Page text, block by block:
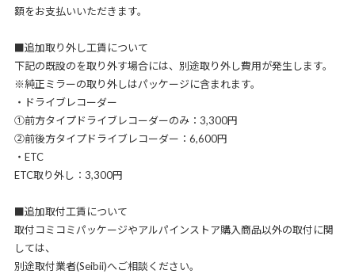
額をお支払いいただきます。
■追加取り外し工賃について
下記の既設のを取り外す場合には、別途取り外し費用が発生します。
※純正ミラーの取り外しはパッケージに含まれます。
・ドライブレコーダー
①前方タイプドライブレコーダーのみ：3,300円
②前後方タイプドライブレコーダー：6,600円
・ETC
ETC取り外し：3,300円
■追加取付工賃について
取付コミコミパッケージやアルパインストア購入商品以外の取付に関
しては、
別途取付業者(Seibii)へご相談ください。